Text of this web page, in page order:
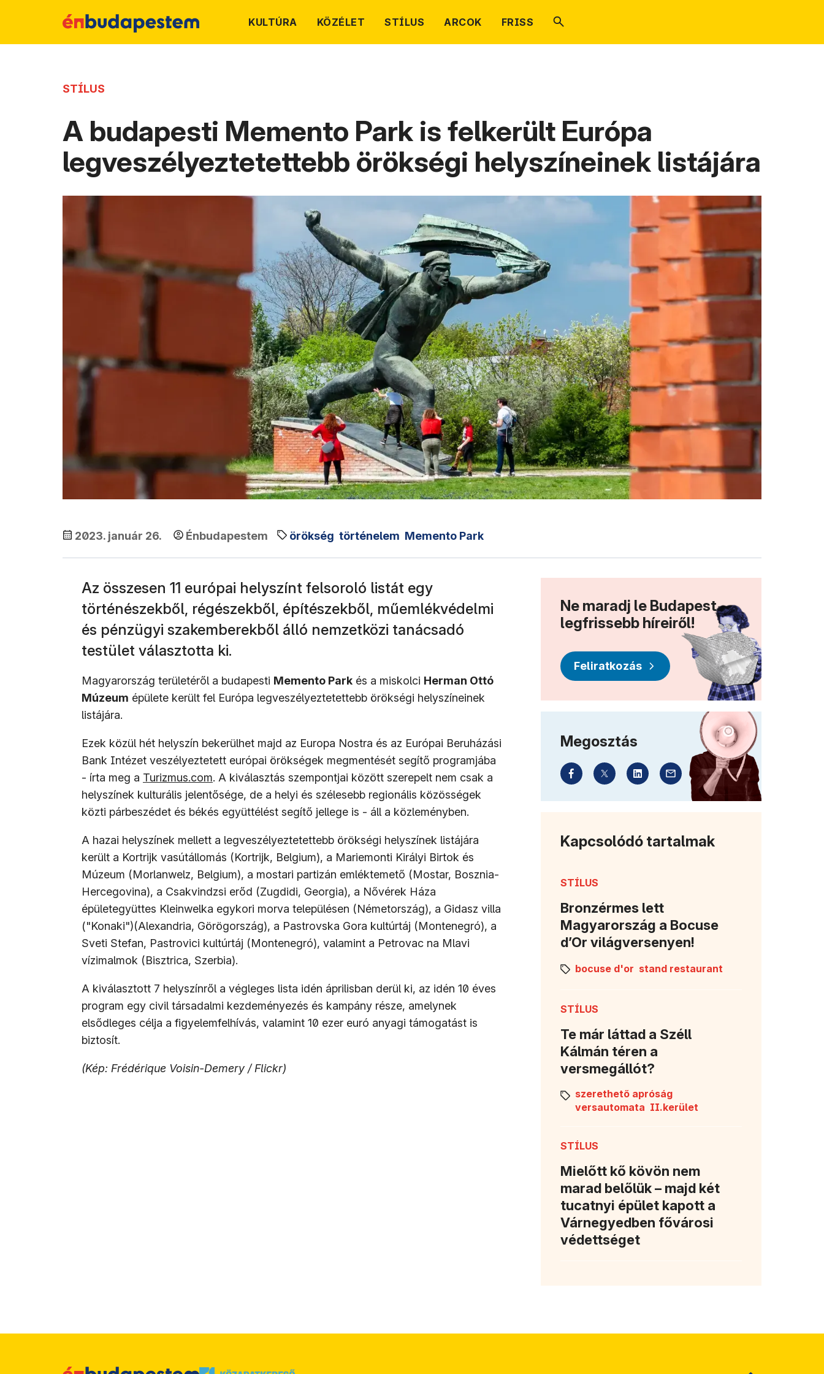
KULTÚRA KÖZÉLET STÍLUS ARCOK FRISS
STÍLUS
A budapesti Memento Park is felkerült Európa
legveszélyeztetettebb örökségi helyszíneinek listájára
2023. január 26. Énbudapestem örökség történelem Memento Park
Az összesen 11 európai helyszínt felsoroló listát egy
történészekből, régészekből, építészekből, műemlékvédelmi
és pénzügyi szakemberekből álló nemzetközi tanácsadó
testület választotta ki.
Magyarország területéről a budapesti Memento Park és a miskolci Herman Ottó
Múzeum épülete került fel Európa legveszélyeztetettebb örökségi helyszíneinek
listájára.
Ezek közül hét helyszín bekerülhet majd az Europa Nostra és az Európai Beruházási
Bank Intézet veszélyeztetett európai örökségek megmentését segítő programjába
- írta meg a Turizmus.com. A kiválasztás szempontjai között szerepelt nem csak a
helyszínek kulturális jelentősége, de a helyi és szélesebb regionális közösségek
közti párbeszédet és békés együttélést segítő jellege is - áll a közleményben.
A hazai helyszínek mellett a legveszélyeztetettebb örökségi helyszínek listájára
került a Kortrijk vasútállomás (Kortrijk, Belgium), a Mariemonti Királyi Birtok és
Múzeum (Morlanwelz, Belgium), a mostari partizán emléktemető (Mostar, Bosznia-
Hercegovina), a Csakvindzsi erőd (Zugdidi, Georgia), a Nővérek Háza
épületegyüttes Kleinwelka egykori morva településen (Németország), a Gidasz villa
("Konaki")(Alexandria, Görögország), a Pastrovska Gora kultúrtáj (Montenegró), a
Sveti Stefan, Pastrovici kultúrtáj (Montenegró), valamint a Petrovac na Mlavi
vízimalmok (Bisztrica, Szerbia).
A kiválasztott 7 helyszínről a végleges lista idén áprilisban derül ki, az idén 10 éves
program egy civil társadalmi kezdeményezés és kampány része, amelynek
elsődleges célja a figyelemfelhívás, valamint 10 ezer euró anyagi támogatást is
biztosít.
(Kép: Frédérique Voisin-Demery / Flickr)
Ne maradj le Budapest
legfrissebb híreiről!
Feliratkozás
Megosztás
Kapcsolódó tartalmak
STÍLUS
Bronzérmes lett
Magyarország a Bocuse
d’Or világversenyen!
bocuse d'or stand restaurant
STÍLUS
Te már láttad a Széll
Kálmán téren a
versmegállót?
szerethető apróság
versautomata II.kerület
STÍLUS
Mielőtt kő kövön nem
marad belőlük – majd két
tucatnyi épület kapott a
Várnegyedben fővárosi
védettséget